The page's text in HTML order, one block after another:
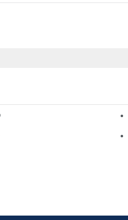
fabrikanten van remblokken
van remblokken moet kiezen